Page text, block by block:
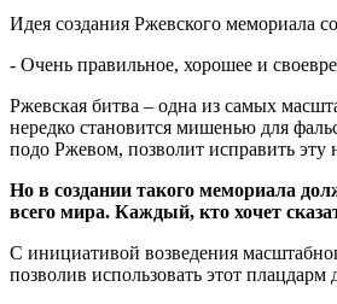
Идея создания Ржевского мемориала
- Очень правильное, хорошее и
Ржевская битва – одна из самых
нередко становится мишенью для
подо Ржевом, позволит исправить эту
Но в создании такого мемориала
всего мира. Каждый, кто хочет
С инициативой возведения
позволив использовать этот плацдарм